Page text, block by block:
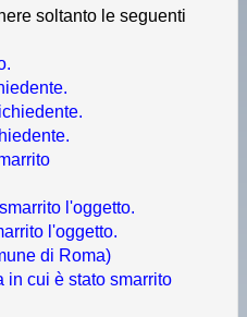
soltanto le seguenti
l'oggetto.
l'oggetto.
di Roma)
in cui è stato smarrito